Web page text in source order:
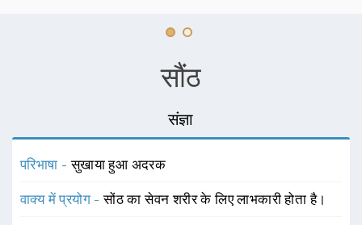
सौंठ
संज्ञा
परिभाषा -सुखाया हुआ अदरक
वाक्य में प्रयोग -सोंठ का सेवन शरीर के लिए लाभकारी होता है।